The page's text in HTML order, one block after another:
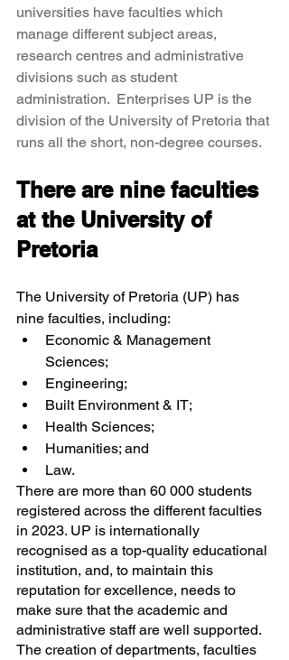
universities have faculties which
manage different subject areas,
research centres and administrative
divisions such as student
administration.  Enterprises UP is the
division of the University of Pretoria that
runs all the short, non-degree courses.
There are nine faculties
at the University of
Pretoria
The University of Pretoria (UP) has
nine faculties, including:
Economic & Management
Sciences;
Engineering;
Built Environment & IT;
Health Sciences;
Humanities; and
Law.
There are more than 60 000 students
registered across the different faculties
in 2023. UP is internationally
recognised as a top-quality educational
institution, and, to maintain this
reputation for excellence, needs to
make sure that the academic and
administrative staff are well supported.
The creation of departments, faculties